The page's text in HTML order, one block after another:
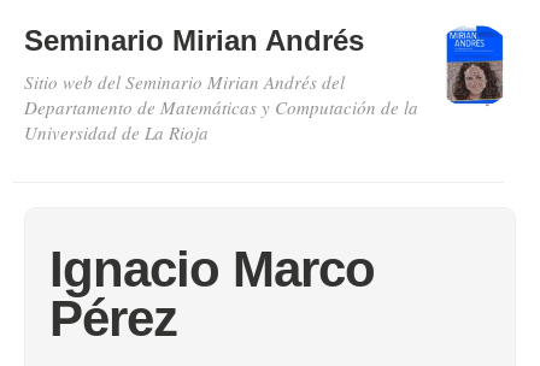
Seminario Mirian Andrés
Sitio web del Seminario Mirian Andrés del
Departamento de Matemáticas y Computación de la
Universidad de La Rioja
Ignacio Marco
Pérez